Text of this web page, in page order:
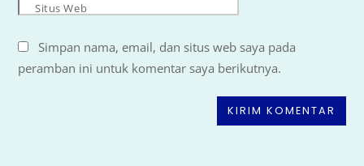
Situs Web
Simpan nama, email, dan situs web saya pada
peramban ini untuk komentar saya berikutnya.